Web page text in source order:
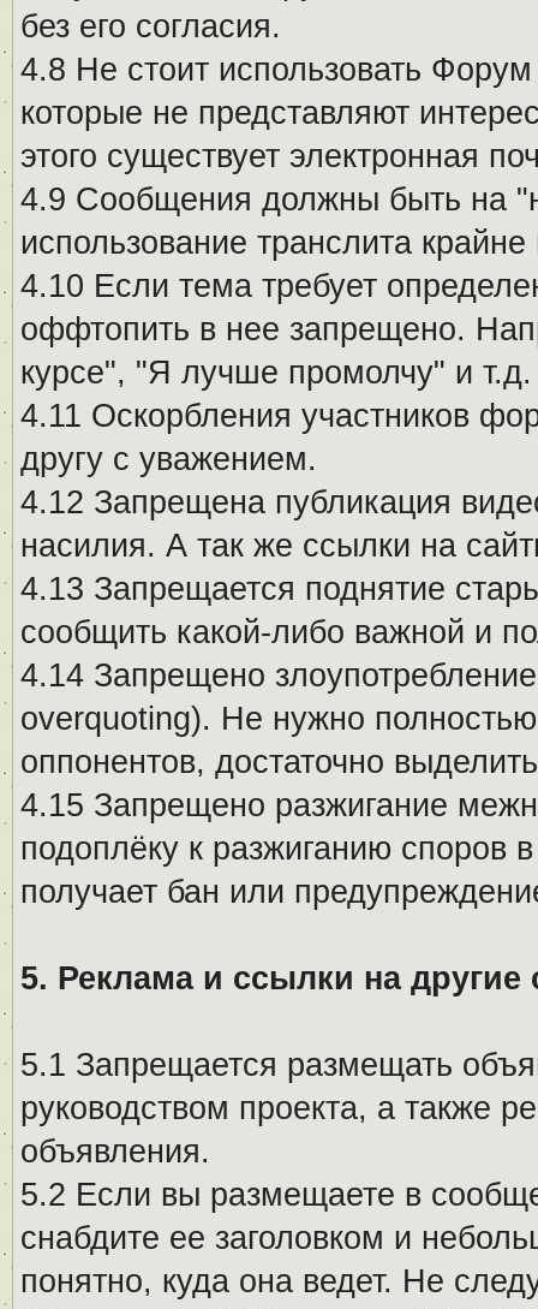
без его согласия.
4.8 Не стоит использовать
которые не представляют
этого существует электронная
4.9 Сообщения должны быть на
использование транслита
4.10 Если тема требует
оффтопить в нее запрещено.
курсе", "Я лучше промолчу" и
4.11 Оскорбления участников
другу с уважением.
4.12 Запрещена публикация
насилия. А так же ссылки на
4.13 Запрещается поднятие
сообщить какой-либо важной и
4.14 Запрещено
overquoting). Не нужно
оппонентов, достаточно
4.15 Запрещено разжигание
подоплёку к разжиганию споров
получает бан или
5. Реклама и ссылки на другие
5.1 Запрещается размещать
руководством проекта, а также
объявления.
5.2 Если вы размещаете в
снабдите ее заголовком и
понятно, куда она ведет. Не